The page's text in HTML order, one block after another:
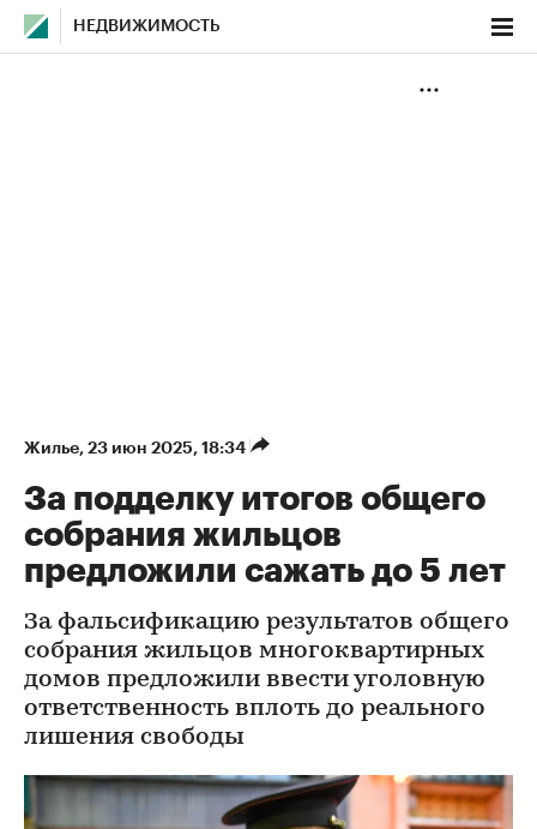
НЕДВИЖИМОСТЬ
Жилье⁠, 23 июн 2025, 18:34
За подделку итогов общего
собрания жильцов
предложили сажать до 5 лет
За фальсификацию результатов общего
собрания жильцов многоквартирных
домов предложили ввести уголовную
ответственность вплоть до реального
лишения свободы